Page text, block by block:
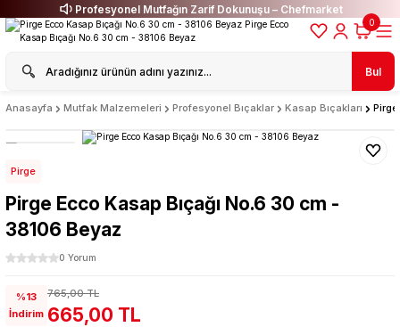
Profesyonel Mutfağın Zarif Dokunuşu – Chefmarket
Bul
0
Anasayfa Mutfak Malzemeleri Profesyonel Bıçaklar Kasap Bıçakları
Pirge
Pirge Ecco Kasap Bıçağı No.6 30 cm -
38106 Beyaz
0 Yorum
%13
İndirim
765,00 TL
665,00 TL